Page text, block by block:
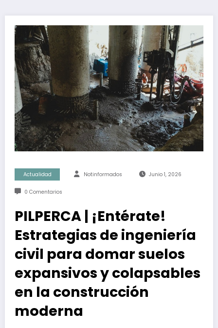
Actualidad Notinformados Junio 1, 2026
0 Comentarios
PILPERCA | ¡Entérate!
Estrategias de ingeniería
civil para domar suelos
expansivos y colapsables
en la construcción
moderna